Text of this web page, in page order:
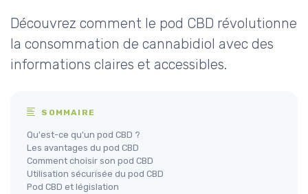
Découvrez comment le pod CBD révolutionne
la consommation de cannabidiol avec des
informations claires et accessibles.
SOMMAIRE
Qu'est-ce qu'un pod CBD ?
Les avantages du pod CBD
Comment choisir son pod CBD
Utilisation sécurisée du pod CBD
Pod CBD et législation